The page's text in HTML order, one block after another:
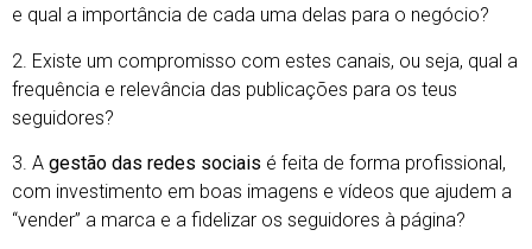
e qual a importância de cada uma delas para o negócio?
2. Existe um compromisso com estes canais, ou seja, qual a
frequência e relevância das publicações para os teus
seguidores?
3. A gestão das redes sociais é feita de forma profissional,
com investimento em boas imagens e vídeos que ajudem a
“vender” a marca e a fidelizar os seguidores à página?